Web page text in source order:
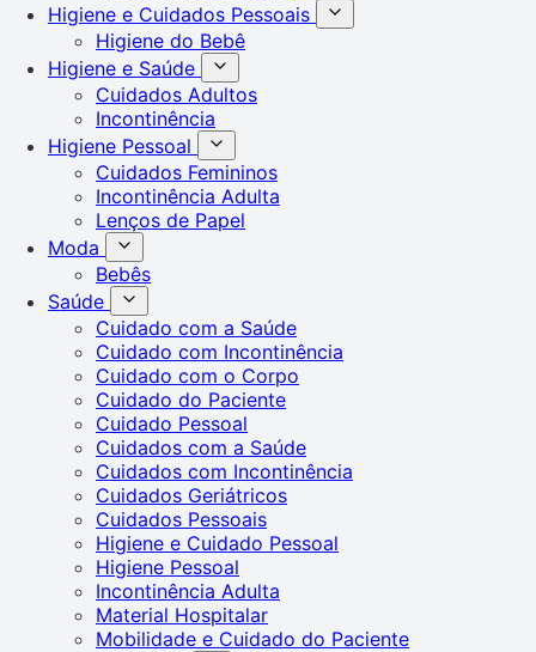
Higiene e Cuidados Pessoais
Higiene do Bebê
Higiene e Saúde
Cuidados Adultos
Incontinência
Higiene Pessoal
Cuidados Femininos
Incontinência Adulta
Lenços de Papel
Moda
Bebês
Saúde
Cuidado com a Saúde
Cuidado com Incontinência
Cuidado com o Corpo
Cuidado do Paciente
Cuidado Pessoal
Cuidados com a Saúde
Cuidados com Incontinência
Cuidados Geriátricos
Cuidados Pessoais
Higiene e Cuidado Pessoal
Higiene Pessoal
Incontinência Adulta
Material Hospitalar
Mobilidade e Cuidado do Paciente